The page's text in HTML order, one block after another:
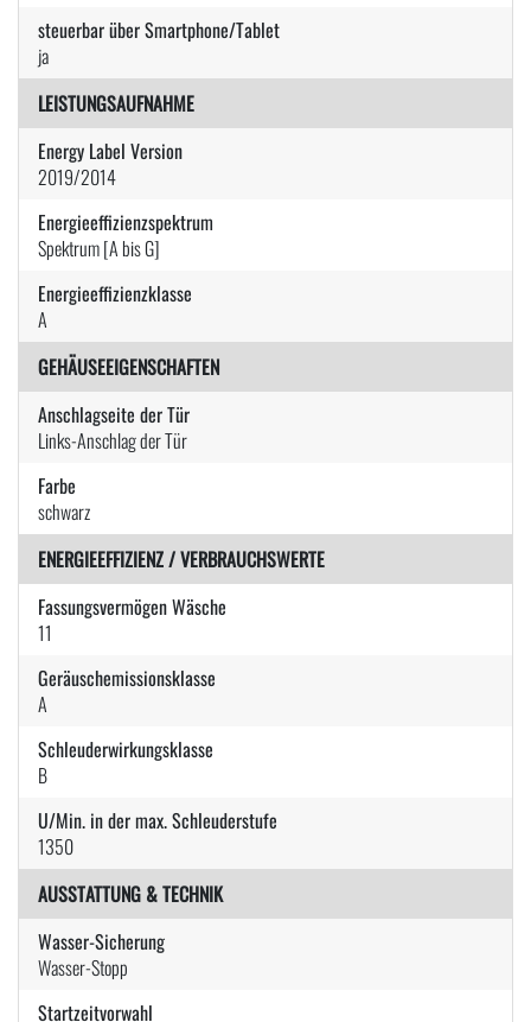
steuerbar über Smartphone/Tablet
ja
LEISTUNGSAUFNAHME
Energy Label Version
2019/2014
Energieeffizienzspektrum
Spektrum [A bis G]
Energieeffizienzklasse
A
GEHÄUSEEIGENSCHAFTEN
Anschlagseite der Tür
Links-Anschlag der Tür
Farbe
schwarz
ENERGIEEFFIZIENZ / VERBRAUCHSWERTE
Fassungsvermögen Wäsche
11
Geräuschemissionsklasse
A
Schleuderwirkungsklasse
B
U/Min. in der max. Schleuderstufe
1350
AUSSTATTUNG & TECHNIK
Wasser-Sicherung
Wasser-Stopp
Startzeitvorwahl